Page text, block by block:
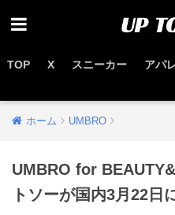
TOP X スニーカー アパ
ホーム UMBRO
UMBRO for
トソーが国内3月22日